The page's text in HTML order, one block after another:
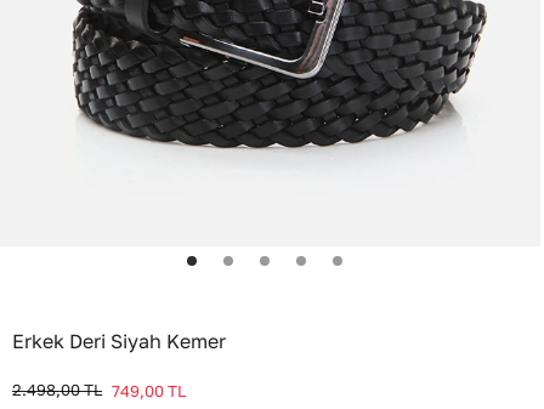
Erkek Deri Siyah Kemer
2.498,00TL 749,00TL